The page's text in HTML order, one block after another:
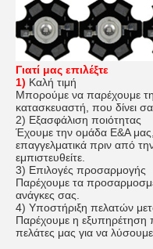
Γιατί μας επιλέξτε
1) Καλή τιμή
Μπορούμε να παρέχουμε
κατασκευαστή, που δίνει
2) Εξασφάλιση ποιότητας
Έχουμε την ομάδα Ε&Α μας,
επαγγελματικά πριν από
εμπιστευθείτε.
3) Επιλογές προσαρμογής
Παρέχουμε τα
ανάγκες σας.
4) Υποστήριξη πελατών
Παρέχουμε η εξυπηρέτηση
πελάτες μας για να